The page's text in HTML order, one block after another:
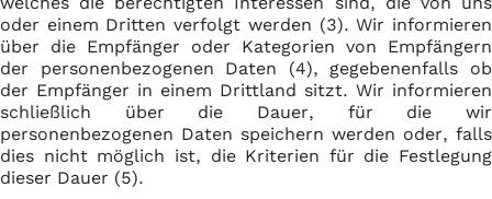
oder einem Dritten verfolgt werden (3). Wir informieren
über die Empfänger oder Kategorien von Empfängern
der personenbezogenen Daten (4), gegebenenfalls ob
der Empfänger in einem Drittland sitzt. Wir informieren
schließlich über die Dauer, für die wir
personenbezogenen Daten speichern werden oder, falls
dies nicht möglich ist, die Kriterien für die Festlegung
dieser Dauer (5).